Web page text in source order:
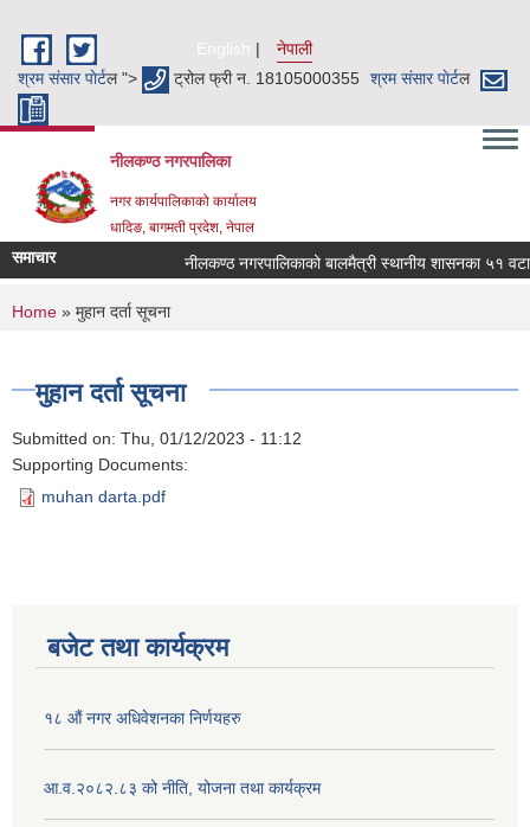
English
नेपाली
श्रम संसार पाेर्टल "> ट्रोल फ्री न. 18105000355 श्रम संसार पाेर्टल
नीलकण्ठ नगरपालिका
नगर कार्यपालिकाको कार्यालय
धादिङ, बागमती प्रदेश, नेपाल
समाचार नीलकण्ठ नगरपालिकाको बालमैत्री स्थानीय शासनका ५१ वटा
You are here
Home » मुहान दर्ता सूचना
मुहान दर्ता सूचना
Submitted on: Thu, 01/12/2023 - 11:12
Supporting Documents:
muhan darta.pdf
बजेट तथा कार्यक्रम
१८ औं नगर अधिवेशनका निर्णयहरु
आ.व.२०८२.८३ को नीति, योजना तथा कार्यक्रम